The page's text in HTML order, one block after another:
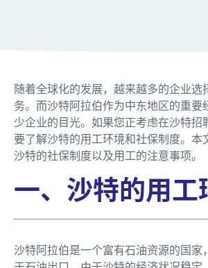
随着全球化的发展，越来越多的企业选
务。而沙特阿拉伯作为中东地区的重要
少企业的目光。如果您正考虑在沙特招
要了解沙特的用工环境和社保制度。本
沙特的社保制度以及用工的注意事项。
一、沙特的用工
沙特阿拉伯是一个富有石油资源的国家